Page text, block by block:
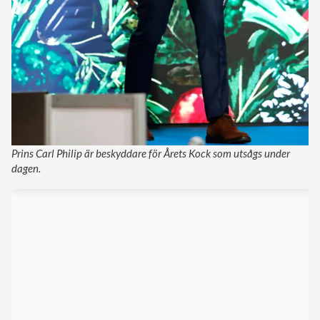
Prins Carl Philip är beskyddare för Årets Kock som utsågs under
dagen.